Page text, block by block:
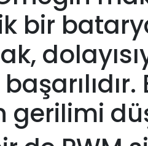
bir
gerilimi